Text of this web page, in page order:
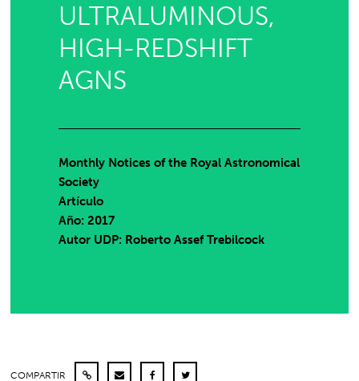
ULTRALUMINOUS,
HIGH-REDSHIFT
AGNS
Monthly Notices of the Royal Astronomical
Society
Artículo
Año: 2017
Autor UDP: Roberto Assef Trebilcock
COMPARTIR